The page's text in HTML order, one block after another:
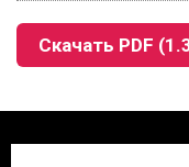
Скачать PDF